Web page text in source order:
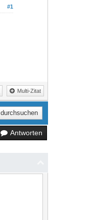
#1
Multi-Zitat
Antworten